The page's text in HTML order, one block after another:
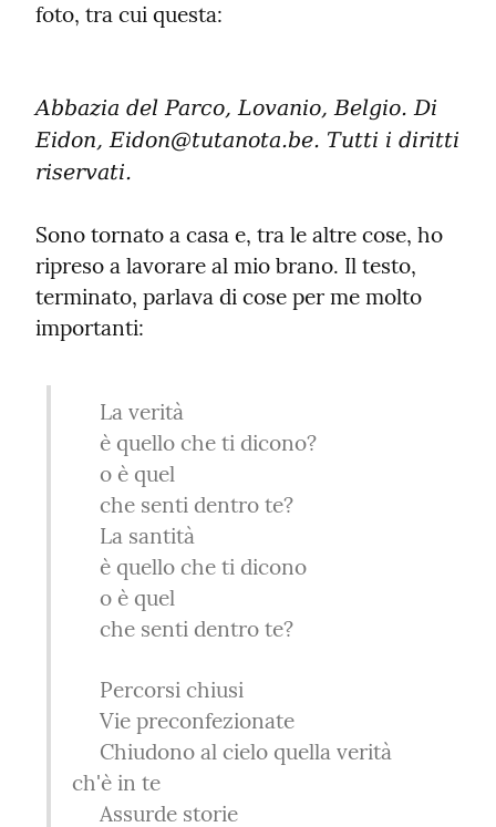
foto, tra cui questa:
Abbazia del Parco, Lovanio, Belgio. Di
Eidon, Eidon@tutanota.be. Tutti i diritti
riservati.
Sono tornato a casa e, tra le altre cose, ho
ripreso a lavorare al mio brano. Il testo,
terminato, parlava di cose per me molto
importanti:
     che senti dentro te?
ch'è in te